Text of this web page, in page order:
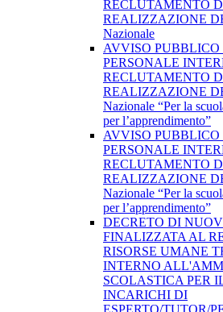
RECLUTAMENTO
REALIZZAZIONE
Nazionale
AVVISO
PERSONALE
RECLUTAMENTO
REALIZZAZIONE
Nazionale “Per la
per l’apprendimento”
AVVISO
PERSONALE
RECLUTAMENTO
REALIZZAZIONE
Nazionale “Per la
per l’apprendimento”
DECRETO DI
FINALIZZATA AL
RISORSE UMANE
INTERNO
SCOLASTICA PER
INCARICHI DI